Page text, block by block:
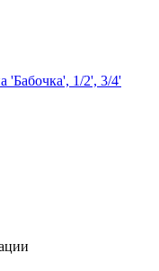
'Бабочка', 1/2', 3/4'